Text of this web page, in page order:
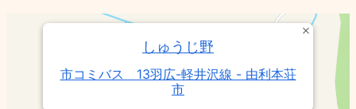
しゅうじ野
市コミバス 13羽広-軽井沢線 - 由利本荘
市